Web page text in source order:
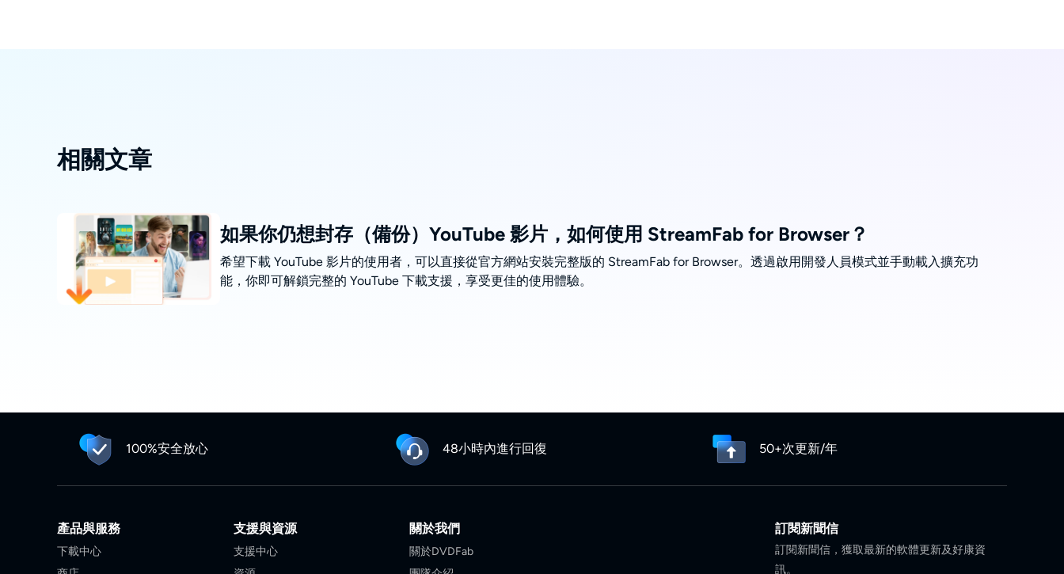
相關文章
如果你仍想封存（備份）YouTube 影片，如何使用 StreamFab for Browser？
希望下載 YouTube 影片的使用者，可以直接從官方網站安裝完整版的 StreamFab for Browser。透過啟用開發人員模式並手動載入擴充功
能，你即可解鎖完整的 YouTube 下載支援，享受更佳的使用體驗。
100%安全放心 48小時內進行回復 50+次更新/年
產品與服務
下載中心
支援與資源
支援中心
關於我們
關於DVDFab
訂閱新聞信
訂閱新聞信，獲取最新的軟體更新及好康資
訊。